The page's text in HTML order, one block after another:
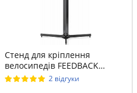
Стенд для кріплення
велосипедів FEEDBACK
SPORTS Velo Cache 2 Чорний
2 відгуки